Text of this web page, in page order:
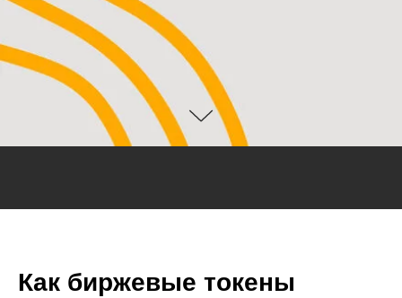
Как биржевые токены